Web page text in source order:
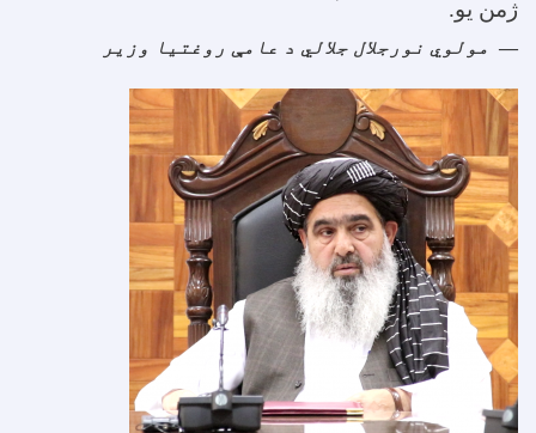
ژمن یو.
مولوي نورجلال جلالي د عامې روغتیا وزیر